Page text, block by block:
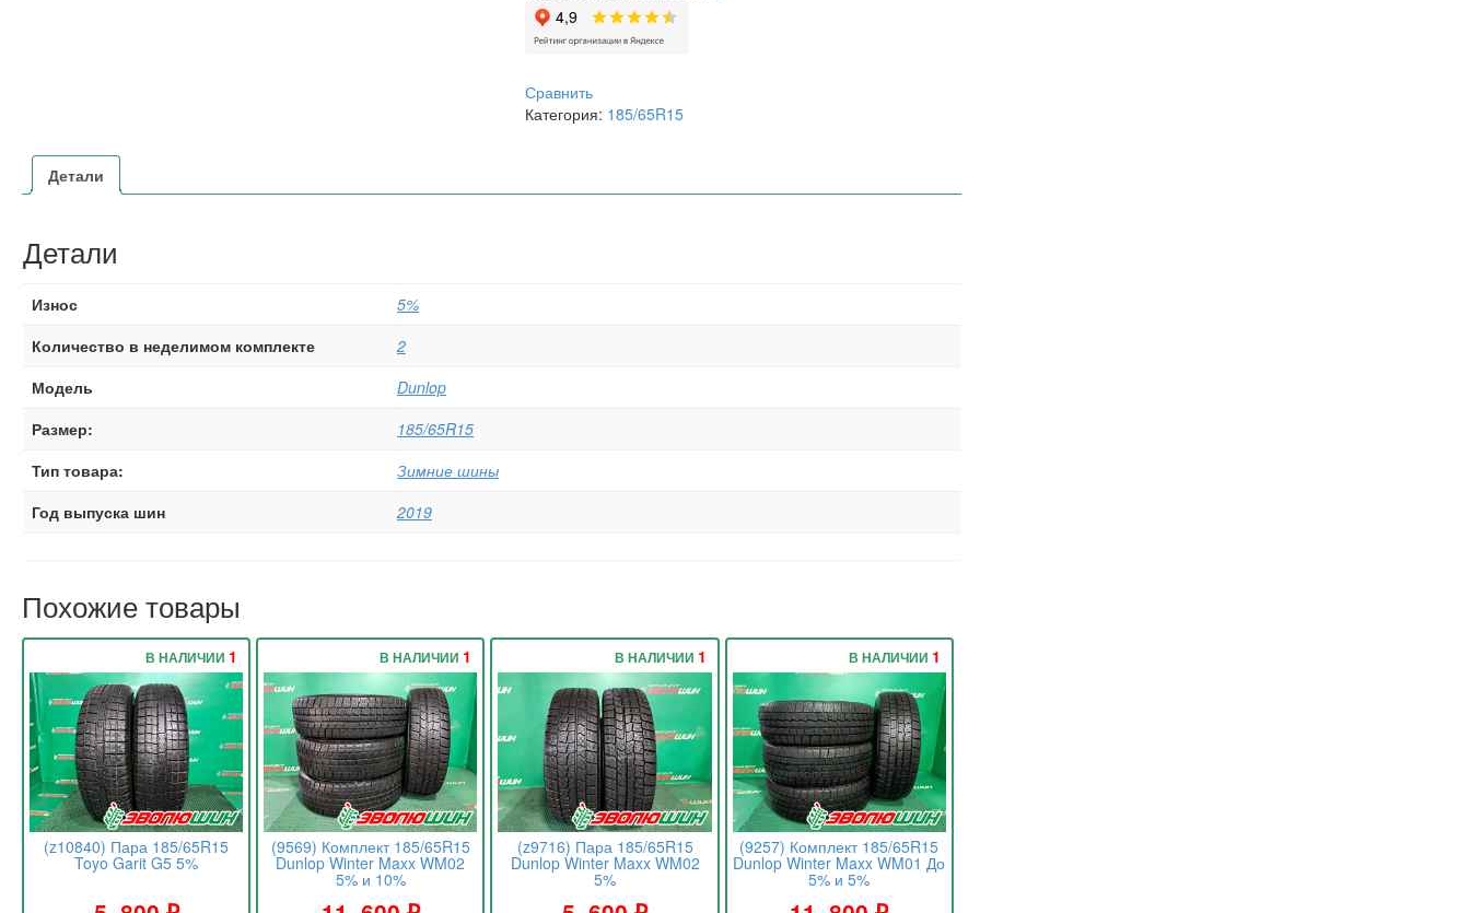
Сравнить
Категория: 185/65R15
Детали
Детали
Износ
5%
Количество в неделимом комплекте
2
Модель
Dunlop
Размер:
185/65R15
Тип товара:
Зимние шины
Год выпуска шин
2019
Похожие товары
(z10840) Пара 185/65R15
Toyo Garit G5 5%
В НАЛИЧИИ 1
(9569) Комплект 185/65R15
Dunlop Winter Maxx WM02
5% и 10%
В НАЛИЧИИ 1
(z9716) Пара 185/65R15
Dunlop Winter Maxx WM02
5%
В НАЛИЧИИ 1
(9257) Комплект 185/65R15
Dunlop Winter Maxx WM01 До
5% и 5%
В НАЛИЧИИ 1